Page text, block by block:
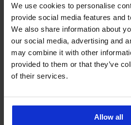
We use cookies to personalise
provide social media features and
We also share information about
our social media, advertising and
may combine it with other
provided to them or that they’ve
of their services.
Allow all
-20 % BRA20
Podprsenka
bezešvá
349
Kč
Kč
kód
-20 % BRA20
podprsenka
Shock
Absorber
-30%
-20 % BRA20
Podprsenka
Bralette
bez
-20 % BRA20
Sportovní
FILA
Black
bavlněná
BESTSELLER
Sportovní
podprsenka
Hanna
LIMITED Výprodej -50%
Sportovní
podprsenka
ONLY
380
-20 % BRA20
2PACK
Podprsenka
RIB
-20 % BRA20
Podprsenka
Bamboo
Nature
429
-20 % BRA20
Podprsenka
Bamboo
Nature